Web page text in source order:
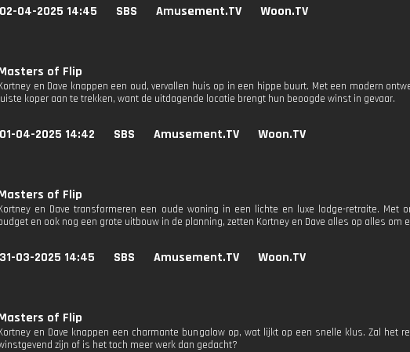
02-04-2025 14:45 SBS Amusement.TV Woon.TV
of Flip
en Dave knappen een oud, vervallen huis op in een hippe buurt. Met een modern
koper aan te trekken, want de uitdagende locatie brengt hun beoogde winst in gevaar.
01-04-2025 14:42 SBS Amusement.TV Woon.TV
of Flip
en Dave transformeren een oude woning in een lichte en luxe lodge-retraite. Met
en ook nog een grote uitbouw in de planning, zetten Kortney en Dave alles op alles om
31-03-2025 14:45 SBS Amusement.TV Woon.TV
of Flip
en Dave knappen een charmante bungalow op, wat lijkt op een snelle klus. Zal het
zijn of is het toch meer werk dan gedacht?